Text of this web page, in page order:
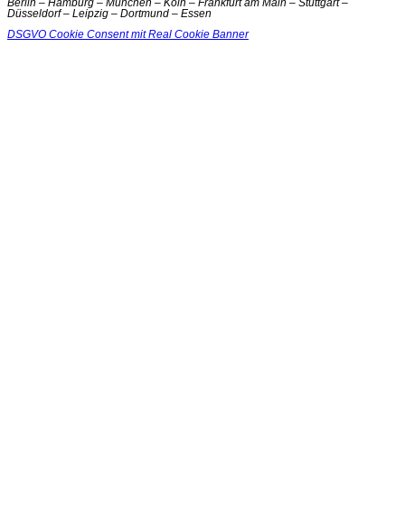
Berlin – Hamburg – München – Köln – Frankfurt am Main – Stuttgart –
Düsseldorf – Leipzig – Dortmund – Essen
DSGVO Cookie Consent mit Real Cookie Banner